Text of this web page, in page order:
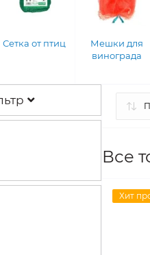
Сетка от птиц
Мешки для
винограда
Все
Хит